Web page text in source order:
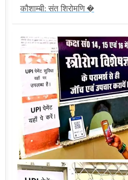
कौशाम्बी: संत शिरोमणि �